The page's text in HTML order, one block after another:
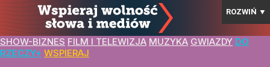
ROZWIŃ ▼
SHOW-BIZNES FILM I TELEWIZJA MUZYKA GWIAZDY DO
RZECZY+ WSPIERAJ